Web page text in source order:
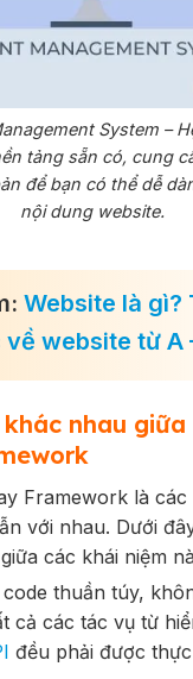
System –
tảng sẵn có, cung
để bạn có thể dễ
nội dung website.
Website là gì?
website từ A
khác nhau
Framework là các
với nhau. Dưới
các khái niệm
code thuần túy,
cả các tác vụ từ
đều phải được